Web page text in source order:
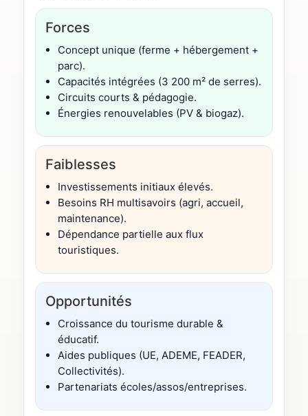
Forces
Concept unique (ferme + hébergement +
parc).
Capacités intégrées (3 200 m² de serres).
Circuits courts & pédagogie.
Énergies renouvelables (PV & biogaz).
Faiblesses
Investissements initiaux élevés.
Besoins RH multisavoirs (agri, accueil,
maintenance).
Dépendance partielle aux flux
touristiques.
Opportunités
Croissance du tourisme durable &
éducatif.
Aides publiques (UE, ADEME, FEADER,
Collectivités).
Partenariats écoles/assos/entreprises.